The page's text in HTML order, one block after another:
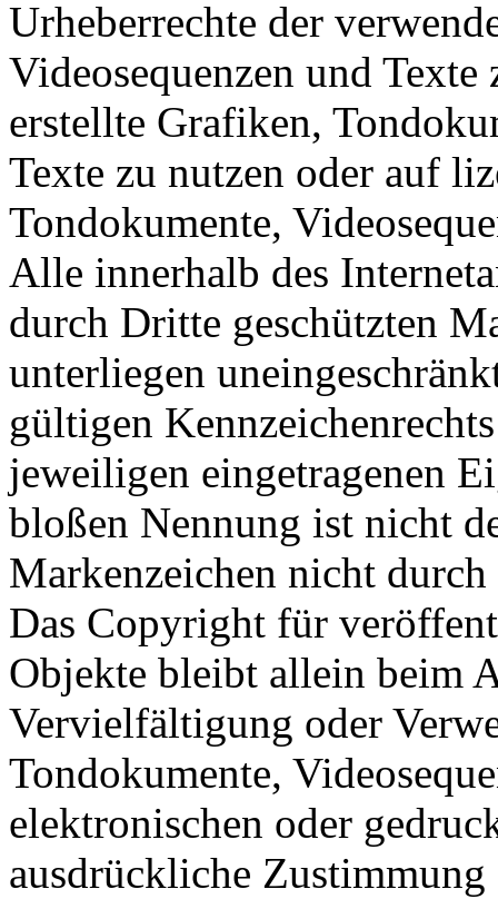
Urheberrechte der
Videosequenzen und
erstellte Grafiken,
Texte zu nutzen oder auf
Tondokumente,
Alle innerhalb des
durch Dritte geschützten
unterliegen
gültigen
jeweiligen eingetragenen
bloßen Nennung ist nicht
Markenzeichen nicht
Das Copyright für
Objekte bleibt allein beim
Vervielfältigung oder
Tondokumente,
elektronischen oder
ausdrückliche